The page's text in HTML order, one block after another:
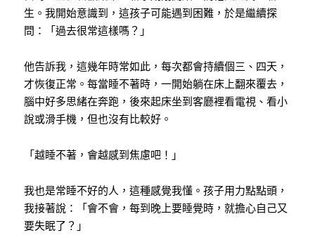
生。我開始意識到，這孩子可能遇到困難，於是繼續探
問：「過去很常這樣嗎？」
他告訴我，這幾年時常如此，每次都會持續個三、四天，
才恢復正常。每當睡不著時，一開始躺在床上翻來覆去，
腦中好多思緒在奔跑，後來起床坐到客廳裡看電視、看小
說或滑手機，但也沒有比較好。
「越睡不著，會越感到焦慮吧！」
我也是常睡不好的人，這種感覺我懂。孩子用力點點頭，
我接著說：「會不會，每到晚上要睡覺時，就擔心自己又
要失眠了？」